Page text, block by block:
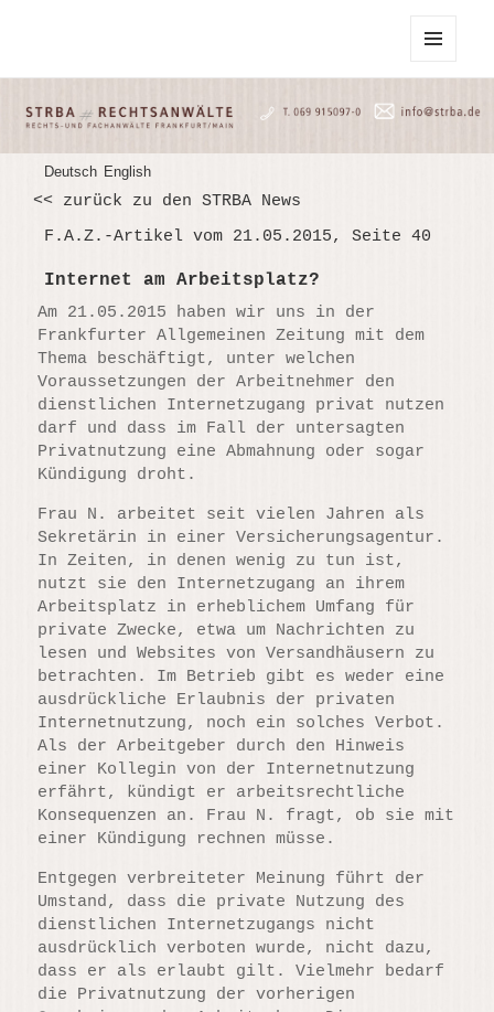
WIDGETS
Deutsch English
<< zurück zu den STRBA News
F.A.Z.-Artikel vom 21.05.2015, Seite 40
Internet am Arbeitsplatz?
Am 21.05.2015 haben wir uns in der
Frankfurter Allgemeinen Zeitung mit dem
Thema beschäftigt, unter welchen
Voraussetzungen der Arbeitnehmer den
dienstlichen Internetzugang privat nutzen
darf und dass im Fall der untersagten
Privatnutzung eine Abmahnung oder sogar
Kündigung droht.
Frau N. arbeitet seit vielen Jahren als
Sekretärin in einer Versicherungsagentur.
In Zeiten, in denen wenig zu tun ist,
nutzt sie den Internetzugang an ihrem
Arbeitsplatz in erheblichem Umfang für
private Zwecke, etwa um Nachrichten zu
lesen und Websites von Versandhäusern zu
betrachten. Im Betrieb gibt es weder eine
ausdrückliche Erlaubnis der privaten
Internetnutzung, noch ein solches Verbot.
Als der Arbeitgeber durch den Hinweis
einer Kollegin von der Internetnutzung
erfährt, kündigt er arbeitsrechtliche
Konsequenzen an. Frau N. fragt, ob sie mit
einer Kündigung rechnen müsse.
Entgegen verbreiteter Meinung führt der
Umstand, dass die private Nutzung des
dienstlichen Internetzugangs nicht
ausdrücklich verboten wurde, nicht dazu,
dass er als erlaubt gilt. Vielmehr bedarf
die Privatnutzung der vorherigen